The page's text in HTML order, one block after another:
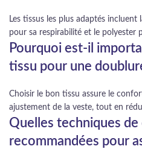
Les tissus les plus adaptés incluent
pour sa respirabilité et le polyester
Pourquoi est-il
tissu pour une
Choisir le bon tissu assure le
ajustement de la veste, tout en
Quelles techniques
recommandées pour